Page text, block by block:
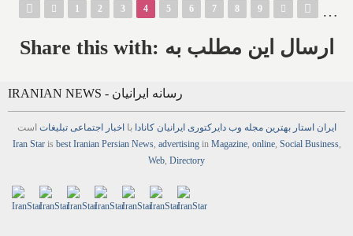
Pages
1 2 3 4 5 6 7 8 9 …
Share this with: ارسال این مطلب به
IRANIAN NEWS - رسانه ایرانیان
ایران استار بهترین مجله وب دایرکتوری ایرانیان کانادا بااخبار اجتماعی تبلیغات است
Iran Staris best Iranian Persian News, advertisingin Magazine, online, Social Business,
Web Directory